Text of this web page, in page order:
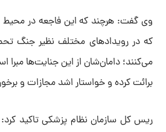
وی گفت: هرچند که این فاجعه در محیط
که در رویداد‌های مختلف نظیر جنگ
می‌کنند؛ دامان‌شان از این جنایت‌ها
برائت کرده و خواستار اشد مجازات و
ریس کل سازمان نظام پزشکی تاکید